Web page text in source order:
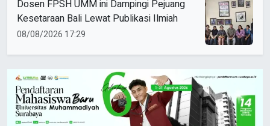
Dosen FPSH UMM ini Dampingi Pejuang
Kesetaraan Bali Lewat Publikasi Ilmiah
08/08/2026 17:29